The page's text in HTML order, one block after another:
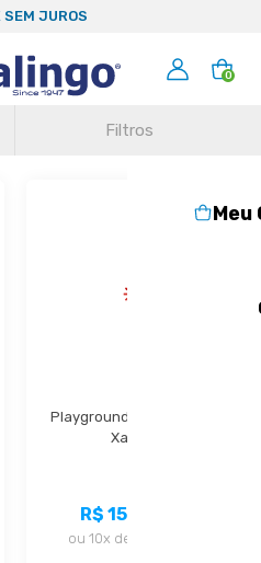
SEM JUROS
0
Meu
Filtros
Playground Castelo Real
Xalingo
R$ 15.199,99
ou 10x de